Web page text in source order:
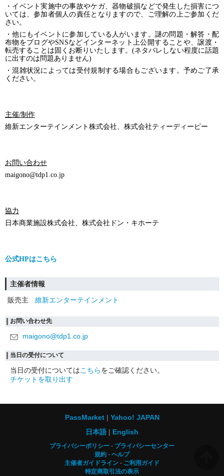
・イベント実施中の事故やケガ、器物破損などで発生した損害につ
いては、参加者個人の責任となりますので、ご理解の上ご参加くだ
さい。
・他にもイベントに参加している人がいます。謎の問題・解答・配
布物をブログやSNSなどインターネット上公開することや、譲渡・
転売することは固くお断りいたします。(ネタバレしない程度に話題
に出すのは問題ありません)
・混雑状況によっては受付規制する場合もございます。予めご了承
ください。
主催/制作
維新エンターテインメント株式会社、株式会社ティーディーピー
お問い合わせ
maigono@tdp1.co.jp
協力
日本商業施設株式会社、株式会社ドン・キホーテ
公式HPはこちら
主催者情報
販売主
維新エンターテインメント
お問い合わせ先
maigono@tdp1.co.jp
当日の受付について
当日の受付についてはこちらをご確認ください。
チケットを取り出す
PassMarket
Yahoo! JAPAN
日本語
English
プライバシーポリシー
プライバシーセンター
規約
ヘルプ
主催者ガイドライン
ご利用ガイド
特定商取引法の表示